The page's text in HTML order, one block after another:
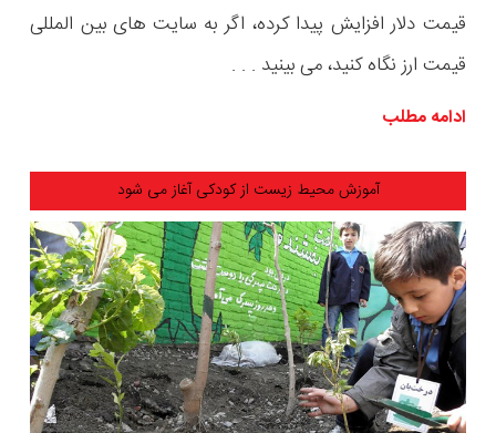
قیمت دلار افزایش پیدا کرده، اگر به سایت های بین المللی
قیمت ارز نگاه کنید، می بینید . . .
ادامه مطلب
آموزش محیط زیست از کودکی آغاز می شود